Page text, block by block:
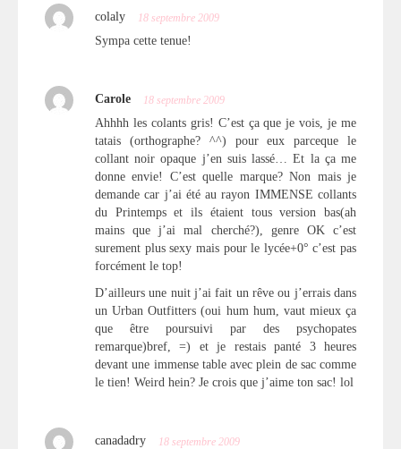
colaly 18 septembre 2009
Sympa cette tenue!
Carole 18 septembre 2009
Ahhhh les colants gris! C’est ça que je vois, je me
tatais (orthographe? ^^) pour eux parceque le
collant noir opaque j’en suis lassé… Et la ça me
donne envie! C’est quelle marque? Non mais je
demande car j’ai été au rayon IMMENSE collants
du Printemps et ils étaient tous version bas(ah
mains que j’ai mal cherché?), genre OK c’est
surement plus sexy mais pour le lycée+0° c’est pas
forcément le top!
D’ailleurs une nuit j’ai fait un rêve ou j’errais dans
un Urban Outfitters (oui hum hum, vaut mieux ça
que être poursuivi par des psychopates
remarque)bref, =) et je restais panté 3 heures
devant une immense table avec plein de sac comme
le tien! Weird hein? Je crois que j’aime ton sac! lol
canadadry 18 septembre 2009